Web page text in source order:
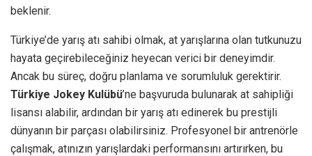
beklenir.
Türkiye’de yarış atı sahibi olmak, at yarışlarına olan tutkunuzu
hayata geçirebileceğiniz heyecan verici bir deneyimdir.
Ancak bu süreç, doğru planlama ve sorumluluk gerektirir.
Türkiye Jokey Kulübü’ne başvuruda bulunarak at sahipliği
lisansı alabilir, ardından bir yarış atı edinerek bu prestijli
dünyanın bir parçası olabilirsiniz. Profesyonel bir antrenörle
çalışmak, atınızın yarışlardaki performansını artırırken, bu